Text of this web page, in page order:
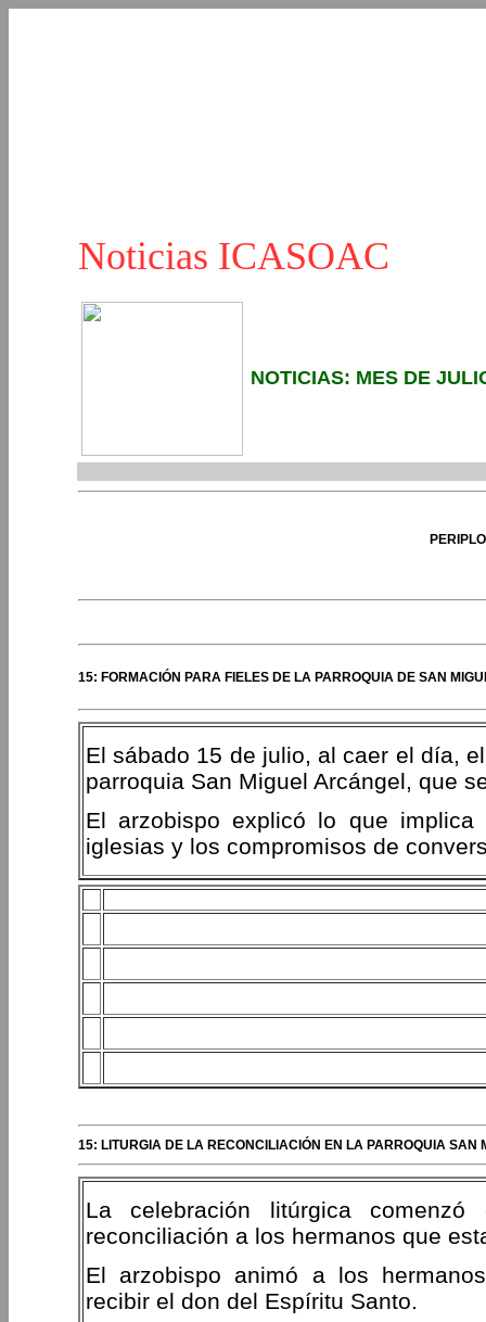
Noticias ICASOAC
NOTICIAS: MES DE
15: FORMACIÓN PARA FIELES DE LA PARROQUIA DE SAN
El sábado 15 de julio, al caer el día,
parroquia San Miguel Arcángel, que
El arzobispo explicó lo que
iglesias y los compromisos de
15: LITURGIA DE LA RECONCILIACIÓN EN LA PARROQUIA
La celebración litúrgica
reconciliación a los hermanos que
El arzobispo animó a los
recibir el don del Espíritu Santo.